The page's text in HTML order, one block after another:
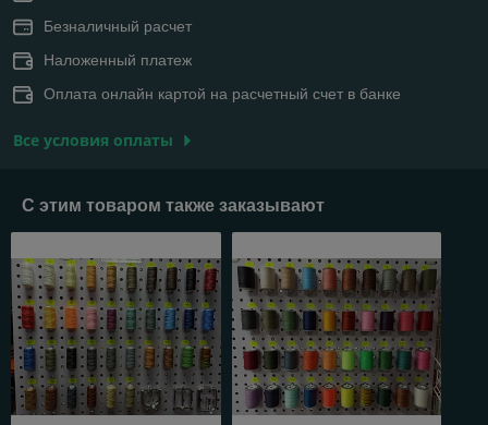
Безналичный расчет
Наложенный платеж
Оплата онлайн картой на расчетный счет в банке
Все условия оплаты
С этим товаром также заказывают